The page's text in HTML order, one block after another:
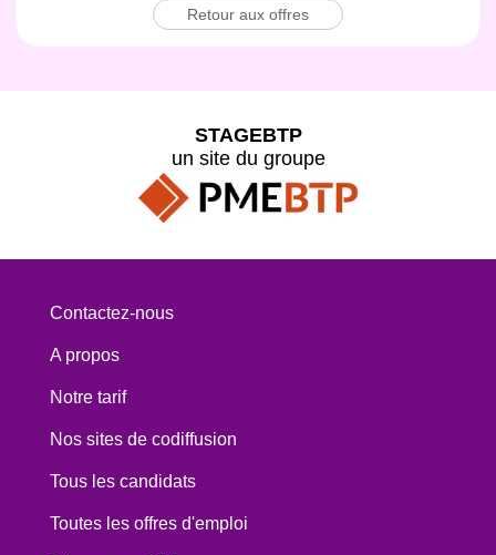
Retour aux offres
STAGEBTP
un site du groupe
Contactez-nous
A propos
Notre tarif
Nos sites de codiffusion
Tous les candidats
Toutes les offres d'emploi